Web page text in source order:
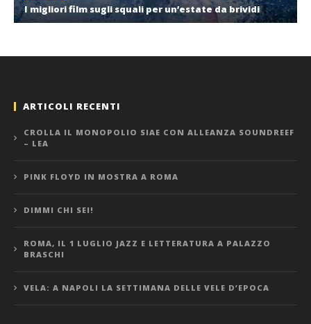
I migliori film sugli squali per un’estate da brividi
ARTICOLI RECENTI
CROLLA IL MONOPOLIO SIAE CON ALLEANZA SOUNDREEF
– LEA
PINK FLOYD IN MOSTRA A ROMA
DIMMI CHI SEI!
ROMA, IL 1 LUGLIO JAZZ E LETTERATURA A PALAZZO
BRASCHI
VELA: A NAPOLI LA SETTIMANA DELLE VELE D’EPOCA